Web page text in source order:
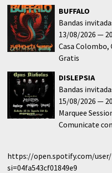
BUFFALO
Bandas
13/08/2026
Casa Colombo
Gratis
DISLEPSIA
Bandas
15/08/2026
Marquee
Comunicate
https://open.spotify.com/user/
si=04fa543cf01849e9